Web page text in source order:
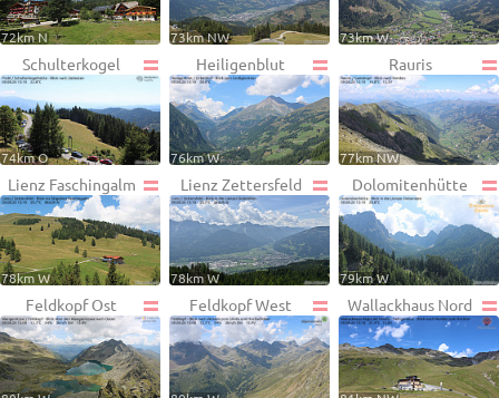
72km N 73km NW 73km W
Schulterkogel
74km O
Heiligenblut
76km W
Rauris
77km NW
Lienz Faschingalm
78km W
Lienz Zettersfeld
78km W
Dolomitenhütte
79km W
Feldkopf Ost Feldkopf West Wallackhaus Nord